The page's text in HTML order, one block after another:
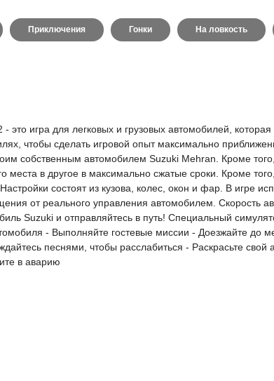
Приключения Гонки На ловкость
это игра для легковых и грузовых автомобилей,
чтобы сделать игровой опыт максимально
собственным автомобилем Suzuki Mehran. Кроме
места в другое в максимально сжатые сроки. Кроме
состоят из кузова, колес, окон и фар. В игре
от реального управления автомобилем. Скорость
Suzuki и отправляйтесь в путь! Специальный
- Выполняйте гостевые миссии - Доезжайте до
песнями, чтобы расслабиться - Раскрасьте
в аварию